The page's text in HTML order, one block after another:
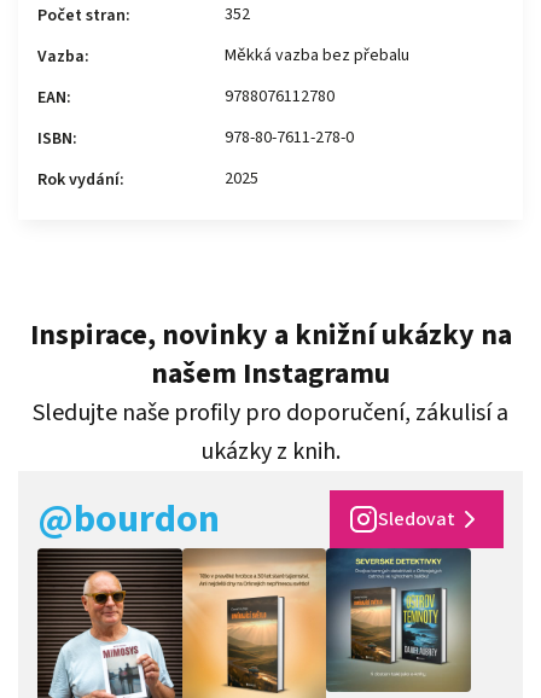
Počet stran:
352
Vazba:
Měkká vazba bez přebalu
EAN:
9788076112780
ISBN:
978-80-7611-278-0
Rok vydání: 2025
Inspirace, novinky a knižní ukázky na
našem Instagramu
Sledujte naše profily pro doporučení, zákulisí a
ukázky z knih.
@bourdon Sledovat